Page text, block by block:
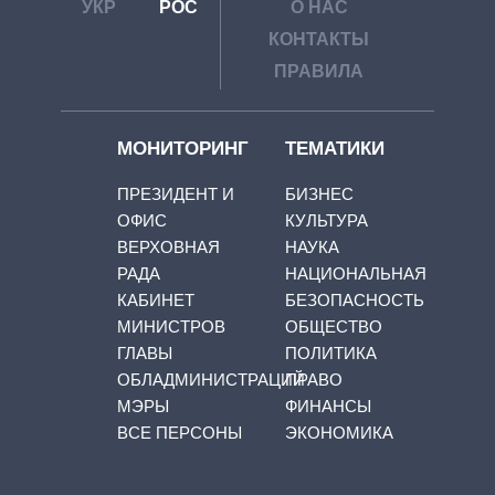
УКР РОС
О НАС
КОНТАКТЫ
ПРАВИЛА
МОНИТОРИНГ
ПРЕЗИДЕНТ И
ОФИС
ВЕРХОВНАЯ
РАДА
КАБИНЕТ
МИНИСТРОВ
ГЛАВЫ
ОБЛАДМИНИСТРАЦИЙ
МЭРЫ
ВСЕ ПЕРСОНЫ
ТЕМАТИКИ
БИЗНЕС
КУЛЬТУРА
НАУКА
НАЦИОНАЛЬНАЯ
БЕЗОПАСНОСТЬ
ОБЩЕСТВО
ПОЛИТИКА
ПРАВО
ФИНАНСЫ
ЭКОНОМИКА